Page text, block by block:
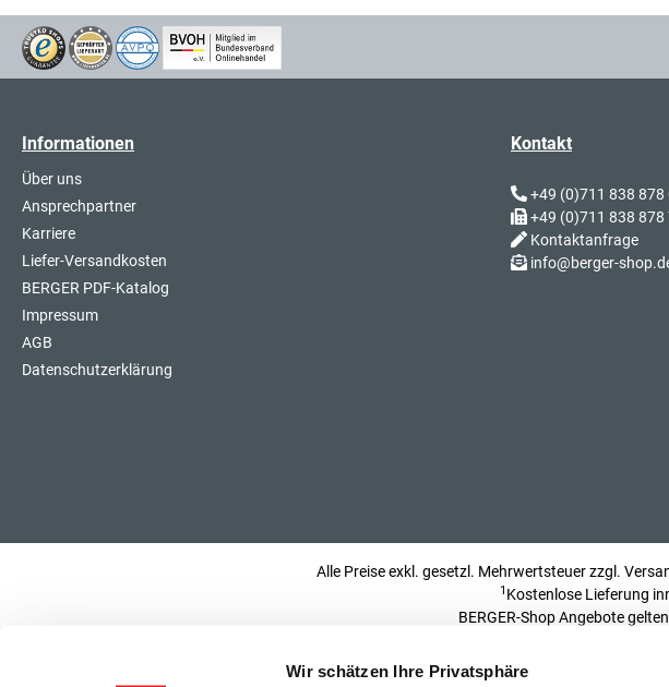
Wir schätzen Ihre Privatsphäre
Informationen
Über uns
Ansprechpartner
Karriere
Liefer-Versandkosten
BERGER PDF-Katalog
Impressum
AGB
Datenschutzerklärung
Kontakt
+49 (0)711 838 878
+49 (0)711 838 878
Kontaktanfrage
info@berger-
Alle Preise exkl. gesetzl. Mehrwertsteuer zzgl.
1 Kostenlose Lieferung
BERGER-Shop Angebote